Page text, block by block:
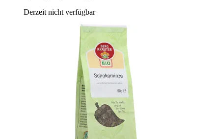
Derzeit nicht verfügbar